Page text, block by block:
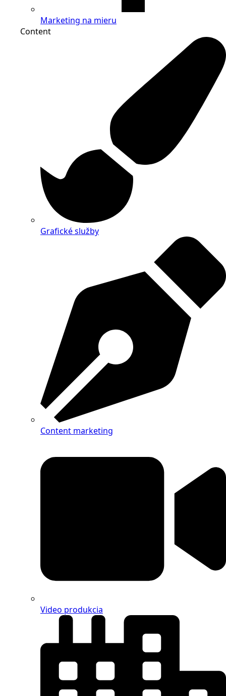
Marketing na mieru
Content
Grafické služby
Content marketing
Video produkcia